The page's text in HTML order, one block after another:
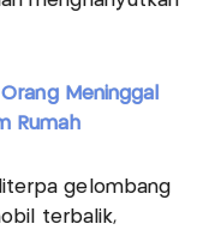
Meninggal
Rumah
gelombang
terbalik,